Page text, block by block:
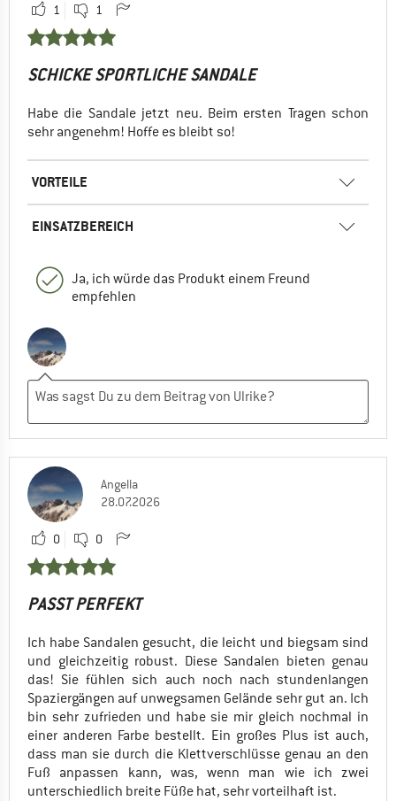
1 1
SCHICKE SPORTLICHE SANDALE
Habe die Sandale jetzt neu. Beim ersten Tragen schon
sehr angenehm! Hoffe es bleibt so!
VORTEILE
EINSATZBEREICH
Ja, ich würde das Produkt einem Freund
empfehlen
Angella
28.07.2026
0 0
PASST PERFEKT
Ich habe Sandalen gesucht, die leicht und biegsam sind
und gleichzeitig robust. Diese Sandalen bieten genau
das! Sie fühlen sich auch noch nach stundenlangen
Spaziergängen auf unwegsamen Gelände sehr gut an. Ich
bin sehr zufrieden und habe sie mir gleich nochmal in
einer anderen Farbe bestellt. Ein großes Plus ist auch,
dass man sie durch die Klettverschlüsse genau an den
Fuß anpassen kann, was, wenn man wie ich zwei
unterschiedlich breite Füße hat, sehr vorteilhaft ist.